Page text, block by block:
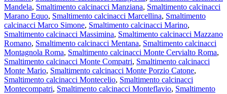
Mandela, Smaltimento calcinacci Manziana, Smaltimento calcinacci
Marano Equo, Smaltimento calcinacci Marcellina, Smaltimento
calcinacci Marco Simone, Smaltimento calcinacci Marino,
Smaltimento calcinacci Massimina, Smaltimento calcinacci Mazzano
Romano, Smaltimento calcinacci Mentana, Smaltimento calcinacci
Montagnola Roma, Smaltimento calcinacci Monte Cervialto Roma,
Smaltimento calcinacci Monte Compatri, Smaltimento calcinacci
Monte Mario, Smaltimento calcinacci Monte Porzio Catone,
Smaltimento calcinacci Montecelio, Smaltimento calcinacci
Montecompatri, Smaltimento calcinacci Monteflavio, Smaltimento